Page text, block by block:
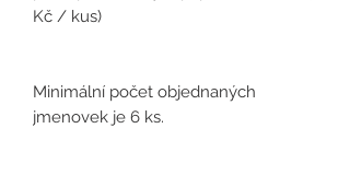
Kč / kus)
Minimální počet objednaných
jmenovek je 6 ks.